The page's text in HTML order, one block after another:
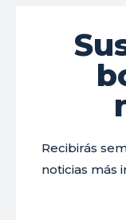
Recibirás
noticias más